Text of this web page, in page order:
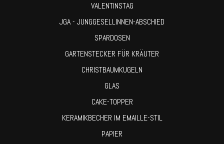
VALENTINSTAG
JGA - JUNGGESELLINNEN-ABSCHIED
SPARDOSEN
GARTENSTECKER FÜR KRÄUTER
CHRISTBAUMKUGELN
GLAS
CAKE-TOPPER
KERAMIKBECHER IM EMAILLE-STIL
PAPIER